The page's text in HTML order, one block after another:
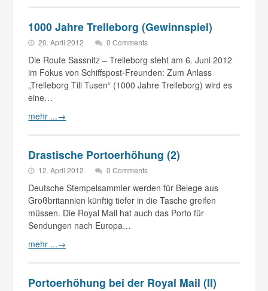
1000 Jahre Trelleborg (Gewinnspiel)
20. April 2012 0 Comments
Die Route Sassnitz – Trelleborg steht am 6. Juni 2012
im Fokus von Schiffspost-Freunden: Zum Anlass
„Trelleborg Till Tusen“ (1000 Jahre Trelleborg) wird es
eine…
mehr ...→
Drastische Portoerhöhung (2)
12. April 2012 0 Comments
Deutsche Stempelsammler werden für Belege aus
Großbritannien künftig tiefer in die Tasche greifen
müssen. Die Royal Mail hat auch das Porto für
Sendungen nach Europa…
mehr ...→
Portoerhöhung bei der Royal Mail (II)